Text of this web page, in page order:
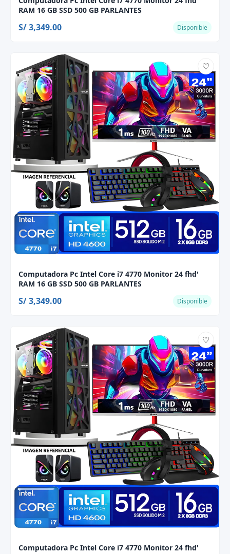
RAM 16 GB SSD 500 GB PARLANTES
S/ 3,349.00 Disponible
♡
Computadora Pc Intel Core i7 4770 Monitor 24 fhd'
RAM 16 GB SSD 500 GB PARLANTES
S/ 3,349.00 Disponible
♡
Computadora Pc Intel Core i7 4770 Monitor 24 fhd'